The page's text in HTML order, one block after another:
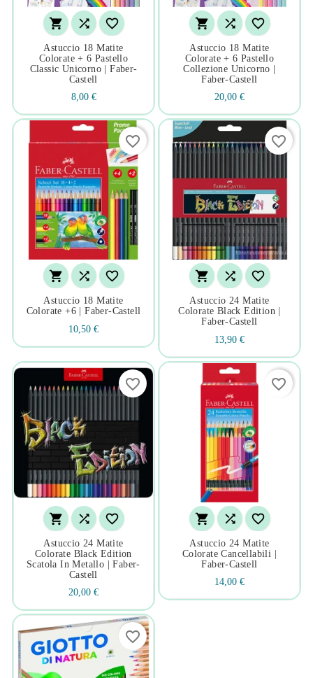
  
Astuccio 18 Matite
Colorate + 6 Pastello
Classic Unicorno | Faber-
Castell
8,00 €
  
Astuccio 18 Matite
Colorate + 6 Pastello
Collezione Unicorno |
Faber-Castell
20,00 €
  
Astuccio 18 Matite
Colorate +6 | Faber-Castell
10,50 €
favorite_border
  
Astuccio 24 Matite
Colorate Black Edition |
Faber-Castell
13,90 €
favorite_border
  
Astuccio 24 Matite
Colorate Black Edition
Scatola In Metallo | Faber-
Castell
20,00 €
favorite_border
  
Astuccio 24 Matite
Colorate Cancellabili |
Faber-Castell
14,00 €
favorite_border
favorite_border